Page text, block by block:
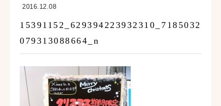
2016.12.08
15391152_629394223932310_7185032
079313088664_n